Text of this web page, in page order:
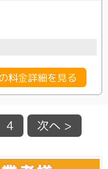
料金詳細を見る
4 次へ >